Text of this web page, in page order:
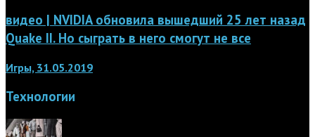
видео | NVIDIA обновила вышедший 25 лет назад
Quake II. Но сыграть в него смогут не все
Игры, 31.05.2019
Технологии